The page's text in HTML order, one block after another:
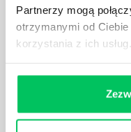
Partnerzy mogą
otrzymanymi od
korzystania z ich usług.
ul. Solec 38
00-394